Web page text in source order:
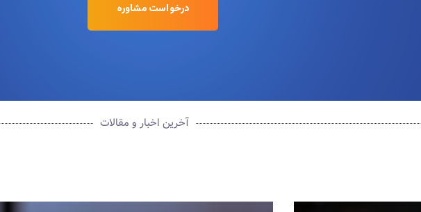
درخواست مشاوره
آخرین اخبار و مقالات